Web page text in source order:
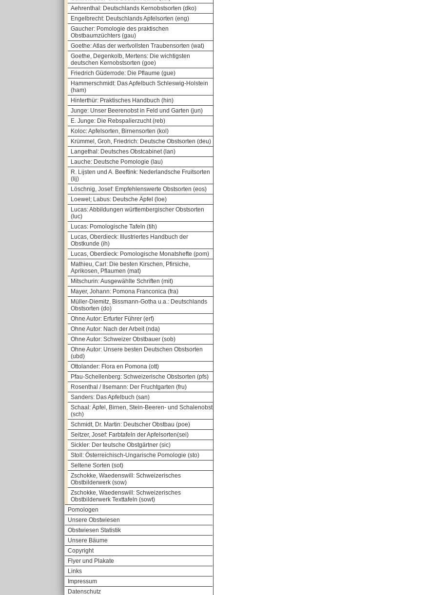
Aehrenthal: Deutschlands Kernobstsorten (dko)
Engelbrecht: Deutschlands Apfelsorten (eng)
Gaucher: Pomologie des praktischen
Obstbaumzüchters (gau)
Goethe: Atlas der wertvollsten Traubensorten (wat)
Goethe, Degenkolb, Mertens: Die wichtigsten
deutschen Kernobstsorten (goe)
Friedrich Güderrode: Die Pflaume (gue)
Hammerschmidt: Das Apfelbuch Schleswig-Holstein
(ham)
Hinterthür: Praktisches Handbuch (hin)
Junge: Unser Beerenobst in Feld und Garten (jun)
E. Junge: Die Rebspalierzucht (reb)
Koloc: Apfelsorten, Birnensorten (kol)
Krümmel, Groh, Friedrich: Deutsche Obstsorten (deu)
Langethal: Deutsches Obstcabinet (lan)
Lauche: Deutsche Pomologie (lau)
R. Lijsten und A. Beeftink: Nederlandsche Fruitsorten
(lij)
Löschnig, Josef: Empfehlenswerte Obstsorten (eos)
Loewel; Labus: Deutsche Äpfel (loe)
Lucas: Abbildungen württembergischer Obstsorten
(luc)
Lucas: Pomologische Tafeln (tih)
Lucas, Oberdieck: Illustriertes Handbuch der
Obstkunde (ih)
Lucas, Oberdieck: Pomologische Monatshefte (pom)
Mathieu, Carl: Die besten Kirschen, Pfirsiche,
Aprikosen, Pflaumen (mat)
Mitschurin: Ausgewählte Schriften (mit)
Mayer, Johann: Pomona Franconica (fra)
Müller-Diemitz, Bissmann-Gotha u.a.: Deutschlands
Obstsorten (do)
Ohne Autor: Erfurter Führer (erf)
Ohne Autor: Nach der Arbeit (nda)
Ohne Autor: Schweizer Obstbauer (sob)
Ohne Autor: Unsere besten Deutschen Obstsorten
(ubd)
Ottolander: Flora en Pomona (ott)
Pfau-Schellenberg: Schweizerische Obstsorten (pfs)
Rosenthal / Ilsemann: Der Fruchtgarten (fru)
Sanders: Das Apfelbuch (san)
Schaal: Äpfel, Birnen, Stein-Beeren- und Schalenobst
(sch)
Schmidt, Dr. Martin: Deutscher Obstbau (poe)
Seitzer, Josef: Farbtafeln der Apfelsorten(sei)
Sickler: Der teutsche Obstgärtner (sic)
Stoll: Österreichisch-Ungarische Pomologie (sto)
Seltene Sorten (sot)
Zschokke, Waedenswill: Schweizerisches
Obstbilderwerk (sow)
Zschokke, Waedenswill: Schweizerisches
Obstbilderwerk Texttafeln (sowt)
Pomologen
Unsere Obstwiesen
Obstwiesen Statistik
Unsere Bäume
Copyright
Flyer und Plakate
Links
Impressum
Datenschutz